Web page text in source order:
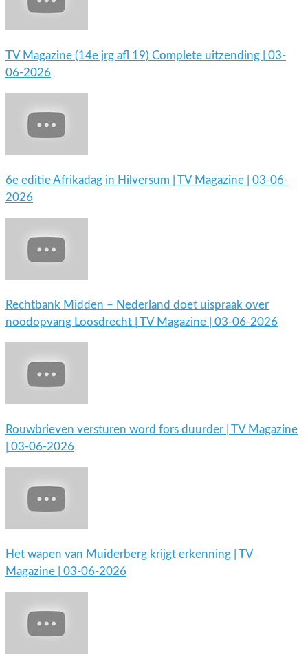
TV Magazine (14e jrg afl 19) Complete uitzending | 03-
06-2026
6e editie Afrikadag in Hilversum | TV Magazine | 03-06-
2026
Rechtbank Midden – Nederland doet uispraak over
noodopvang Loosdrecht | TV Magazine | 03-06-2026
Rouwbrieven versturen word fors duurder | TV Magazine
| 03-06-2026
Het wapen van Muiderberg krijgt erkenning | TV
Magazine | 03-06-2026